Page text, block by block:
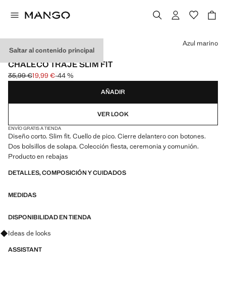
Saltar al contenido principal
CEREMONIA
CHALECO TRAJE SLIM FIT
Precio inicial tachado [35,99 € ]
35,99 €
Precio actual [19,99 € ]
19,99 €-44 %
Selecciona un color
Azul marino
AÑADIR
VER LOOK
ENVÍO GRATIS A TIENDA
Diseño corto. Slim fit. Cuello de pico. Cierre delantero con botones.
Dos bolsillos de solapa. Colección fiesta, ceremonia y comunión.
Producto en rebajas
DETALLES, COMPOSICIÓN Y CUIDADOS
MEDIDAS
DISPONIBILIDAD EN TIENDA
Pregunta por looks, prendas y tendencias
Ideas de looks
ASSISTANT